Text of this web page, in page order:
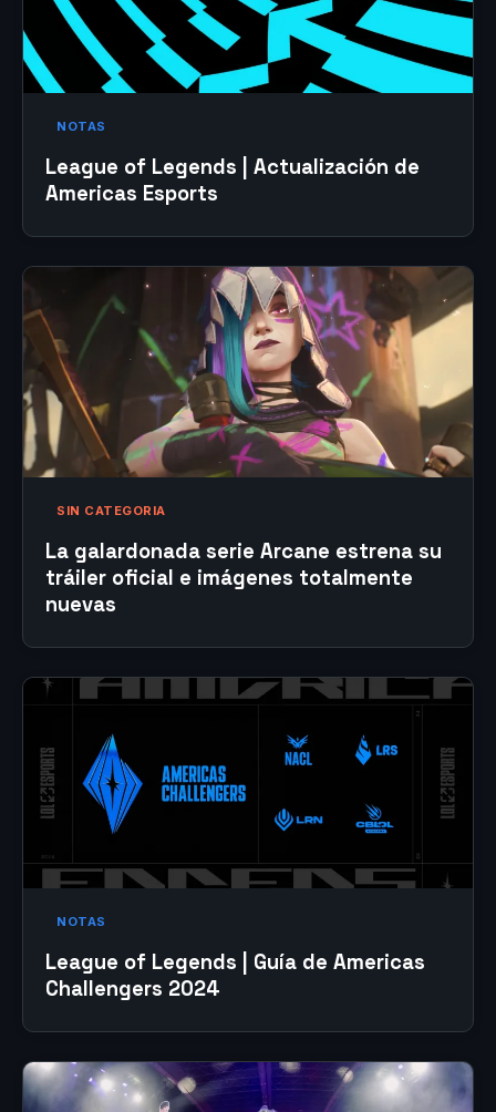
NOTAS
League of Legends | Actualización de
Americas Esports
SIN CATEGORIA
La galardonada serie Arcane estrena su
tráiler oficial e imágenes totalmente
nuevas
NOTAS
League of Legends | Guía de Americas
Challengers 2024